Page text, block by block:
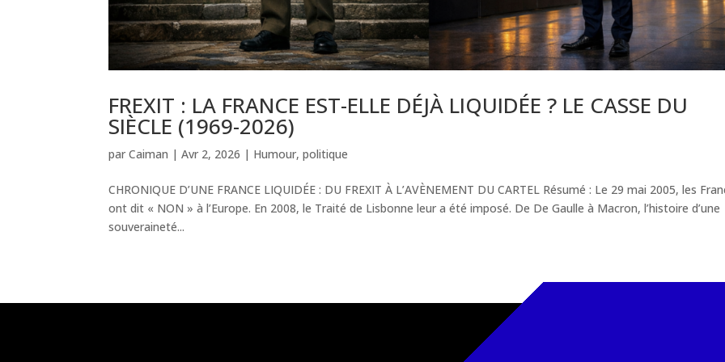
FREXIT : LA FRANCE EST-ELLE DÉJÀ LIQUIDÉE ? LE CASSE DU
SIÈCLE (1969-2026)
parCaiman |Avr 2, 2026 | Humour,politique
CHRONIQUE D’UNE FRANCE LIQUIDÉE : DU FREXIT À L’AVÈNEMENT DU CARTEL Résumé : Le 29 mai 2005, les
ont dit « NON » à l’Europe. En 2008, le Traité de Lisbonne leur a été imposé. De De Gaulle à Macron, l’histoire d’une
souveraineté...